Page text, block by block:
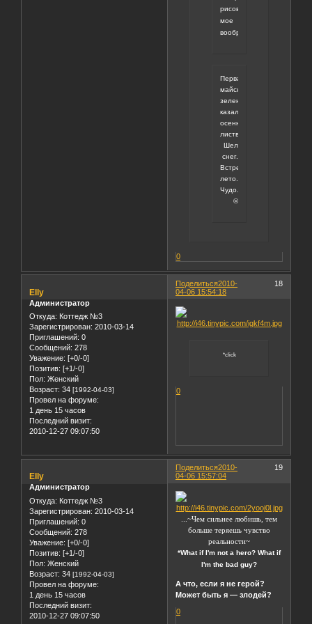
рисовало
мое
воображение..."
Первая
майская
зелень
казалась
осенней
листвой.
Шел
снег.
Встречали
лето.
Чудо.
©
0
Поделиться 18
2010-
04-06 15:54:18
Elly
Администратор
Откуда: Коттедж №3
Зарегистрирован: 2010-03-14
Приглашений: 0
Сообщений: 278
Уважение: [+0/-0]
Позитив: [+1/-0]
Пол: Женский
Возраст: 34 [1992-04-03]
Провел на форуме:
1 день 15 часов
Последний визит:
2010-12-27 09:07:50
*click
0
Поделиться 19
2010-
04-06 15:57:04
Elly
Администратор
Откуда: Коттедж №3
Зарегистрирован: 2010-03-14
Приглашений: 0
Сообщений: 278
Уважение: [+0/-0]
Позитив: [+1/-0]
Пол: Женский
Возраст: 34 [1992-04-03]
Провел на форуме:
1 день 15 часов
Последний визит:
2010-12-27 09:07:50
...~Чем сильнее любишь, тем
больше теряешь чувство
реальности~
*What if I'm not a hero? What if
I'm the bad guy?
А что, если я не герой?
Может быть я — злодей?
0